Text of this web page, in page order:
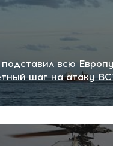
подставил всю
шаг на атаку